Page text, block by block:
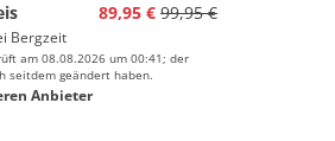
89,95 € 99,95 €
Bergzeit
am 08.08.2026 um 00:41; der
seitdem geändert haben.
Anbieter